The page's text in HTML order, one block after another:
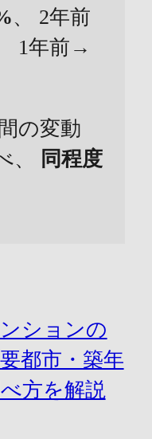
、 2年前
1年前→
の変動
、
同程度
ンションの
都市・築年
方を解説